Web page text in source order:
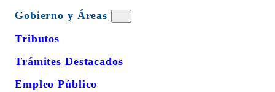
Gobierno y Áreas
Tributos
Trámites Destacados
Empleo Público